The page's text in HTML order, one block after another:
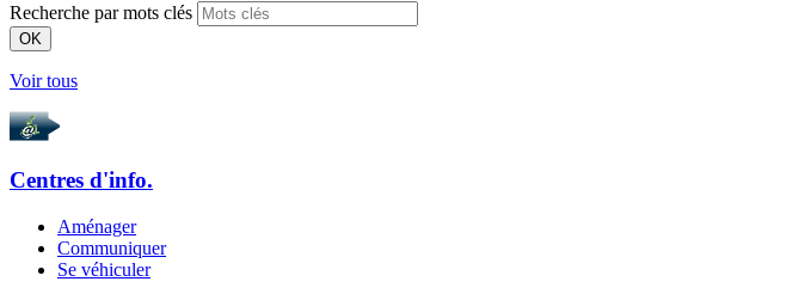
Recherche par mots clés
OK
Voir tous
Centres d'info.
Aménager
Communiquer
Se véhiculer